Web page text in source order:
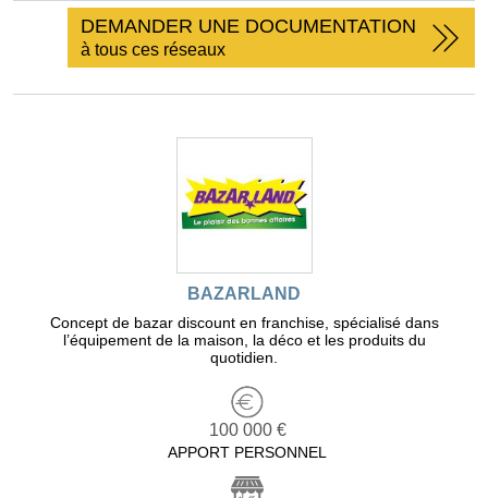
DEMANDER UNE DOCUMENTATION
à tous ces réseaux
BAZARLAND
Concept de bazar discount en franchise, spécialisé dans
l’équipement de la maison, la déco et les produits du
quotidien.
100 000 €
APPORT PERSONNEL